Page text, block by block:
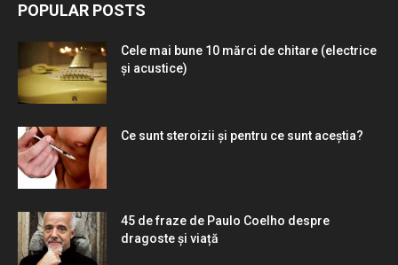
POPULAR POSTS
Cele mai bune 10 mărci de chitare (electrice
și acustice)
Ce sunt steroizii și pentru ce sunt aceștia?
45 de fraze de Paulo Coelho despre
dragoste și viață